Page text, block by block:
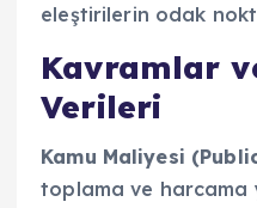
eleştirilerin odak
Kavramlar
Verileri
Kamu Maliyesi
toplama ve harcama